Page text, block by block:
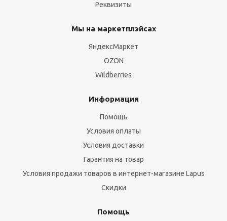
Реквизиты
Мы на маркетплэйсах
ЯндексМаркет
OZON
Wildberries
Информация
Помощь
Условия оплаты
Условия доставки
Гарантия на товар
Условия продажи товаров в интернет-магазине Lapus
Скидки
Помощь